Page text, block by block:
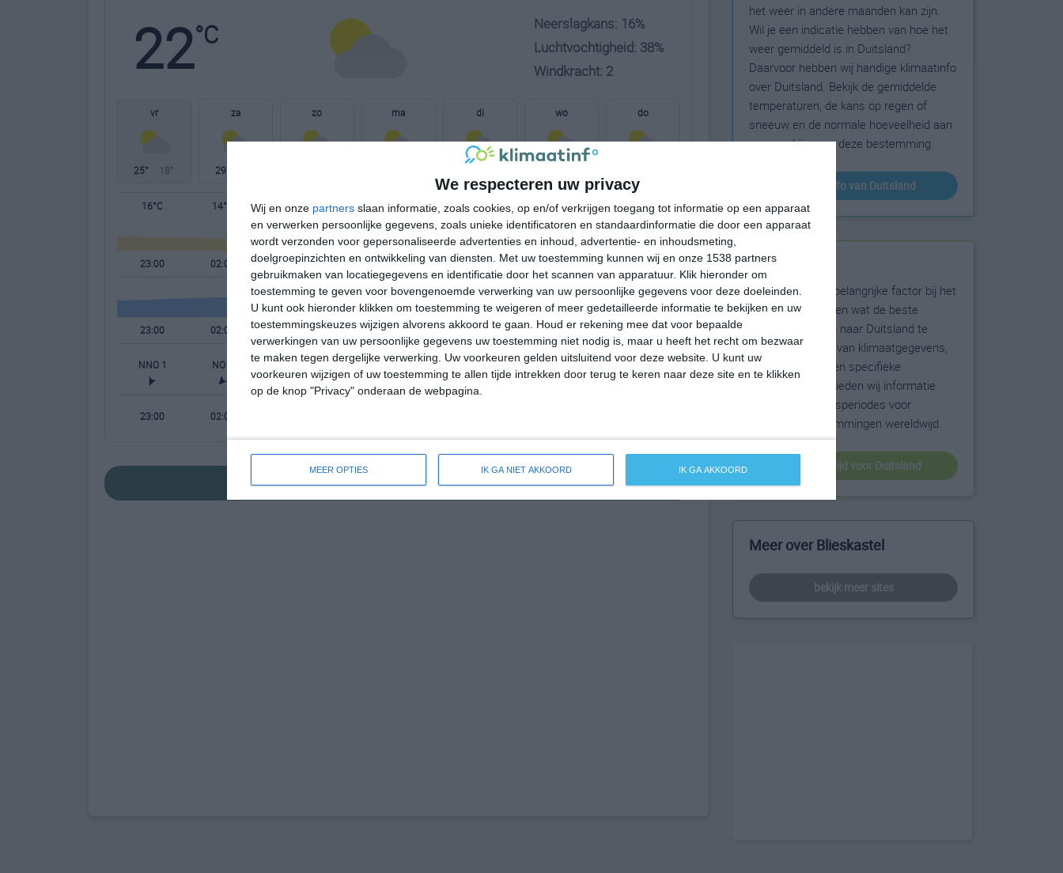
We respecteren uw privacy
Wij en onze partners slaan informatie, zoals cookies, op en/of verkrijgen toegang tot informatie op een apparaat
en verwerken persoonlijke gegevens, zoals unieke identificatoren en standaardinformatie die door een apparaat
wordt verzonden voor gepersonaliseerde advertenties en inhoud, advertentie- en inhoudsmeting,
doelgroepinzichten en ontwikkeling van diensten.
Met uw toestemming kunnen wij en onze 1538 partners
gebruikmaken van locatiegegevens en identificatie door het scannen van apparatuur. Klik hieronder om
toestemming te geven voor bovengenoemde verwerking van uw persoonlijke gegevens voor deze doeleinden.
U kunt ook hieronder klikken om toestemming te weigeren of meer gedetailleerde informatie te bekijken en uw
toestemmingskeuzes wijzigen alvorens akkoord te gaan.
Houd er rekening mee dat voor bepaalde
verwerkingen van uw persoonlijke gegevens uw toestemming niet nodig is, maar u heeft het recht om bezwaar
te maken tegen dergelijke verwerking. Uw voorkeuren gelden uitsluitend voor deze website. U kunt uw
voorkeuren wijzigen of uw toestemming te allen tijde intrekken door terug te keren naar deze site en te klikken
op de knop "Privacy" onderaan de webpagina.
MEER OPTIES IK GA NIET AKKOORD IK GA AKKOORD
22°C
Neerslagkans: 16%
Luchtvochtigheid: 38%
Windkracht: 2
vr
25° 18°
za
29°
zo ma di wo do
16°C 14°C 13°C 16°C 23°C 29°C 30°C 28°C
23:00 02:00 05:00 08:00 11:00 14:00 17:00 20:00
23:00 02:00 05:00 08:00 11:00 14:00 17:00 20:00
NNO 1 NO 1 NO 1 NO 2 ONO 2 O 2 ZO 1 OZO 1
23:00 02:00
bekijk de uitgebreide weersverwachting voor Blieskastel
het weer in andere maanden kan zijn.
Wil je een indicatie hebben van hoe het
weer gemiddeld is in Duitsland?
Daarvoor hebben wij handige klimaatinfo
over Duitsland. Bekijk de gemiddelde
temperaturen, de kans op regen of
sneeuw en de normale hoeveelheid aan
zonneschijn voor deze bestemming.
klimaatinfo van Duitsland
Beste reistijd
Het weer is een belangrijke factor bij het
reizen. Wil je weten wat de beste
maanden zijn om naar Duitsland te
reizen? Op basis van klimaatgegevens,
weersextremen en specifieke
weerinformatie bieden wij informatie
over de beste reisperiodes voor
duizenden bestemmingen wereldwijd.
beste reistijd voor Duitsland
Meer over Blieskastel
bekijk meer sites